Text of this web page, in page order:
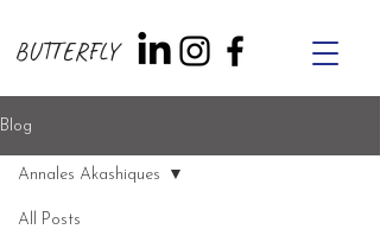
BUTTERFLY
Blog
All Posts
Annales Akashiques